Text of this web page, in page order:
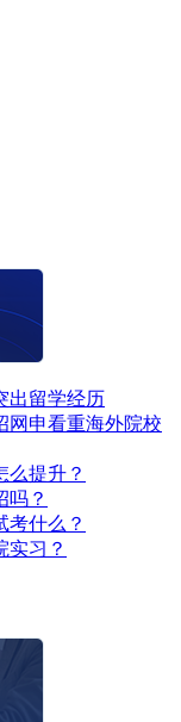
出留学经历
网申看重海外院校
么提升？
吗？
考什么？
实习？